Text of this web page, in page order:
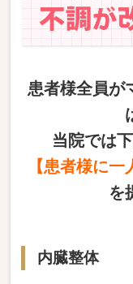
患者様全員が
当院では
【患者様に
を
内臓整体